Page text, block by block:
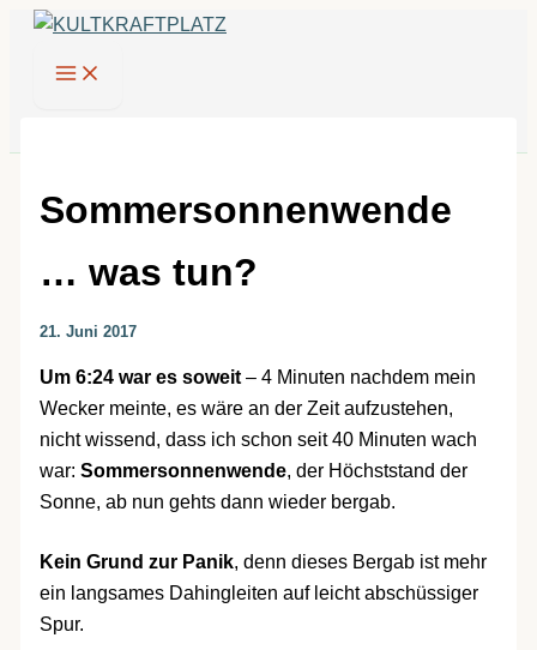
Zum
springen
Sommersonnenwende
… was tun?
21. Juni 2017
Um 6:24 war es soweit– 4 Minuten nachdem mein
Wecker meinte, es wäre an der Zeit aufzustehen,
nicht wissend, dass ich schon seit 40 Minuten wach
war: Sommersonnenwende, der Höchststand der
Sonne, ab nun gehts dann wieder bergab.
Kein Grund zur Panik, denn dieses Bergab ist mehr
ein langsames Dahingleiten auf leicht abschüssiger
Spur.